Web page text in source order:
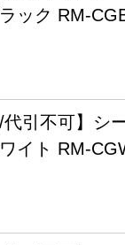
ック RM-
/代引不可】シ
イト RM-